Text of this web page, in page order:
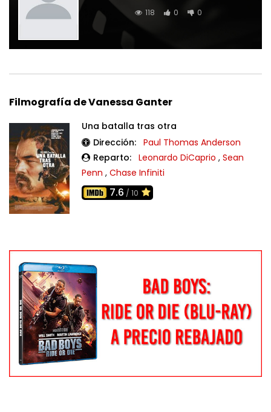
118 0 0
Filmografía de Vanessa Ganter
Una batalla tras otra
Dirección: Paul Thomas Anderson
Reparto: Leonardo DiCaprio , Sean
Penn , Chase Infiniti
7.6 / 10